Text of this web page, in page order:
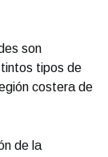
son
tipos de
costera de
de la